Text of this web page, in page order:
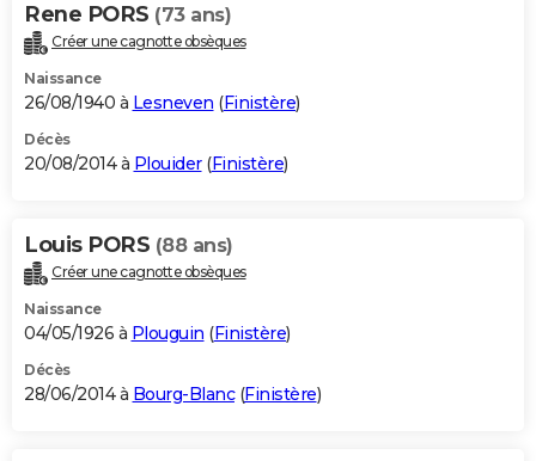
Rene PORS (73 ans)
Créer une cagnotte obsèques
Naissance
26/08/1940 à Lesneven (Finistère)
Décès
20/08/2014 à Plouider(Finistère)
Louis PORS (88 ans)
Créer une cagnotte obsèques
Naissance
04/05/1926 à Plouguin (Finistère)
Décès
28/06/2014 à Bourg-Blanc(Finistère)